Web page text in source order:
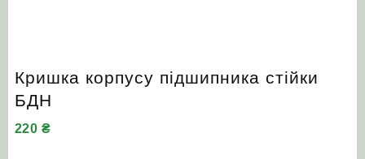
Кришка корпусу підшипника стійки
БДН
220₴